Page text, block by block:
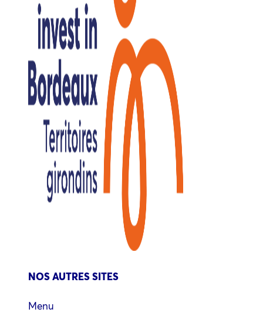
NOS AUTRES SITES
Menu